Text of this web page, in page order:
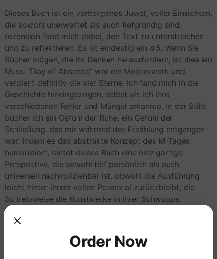
Dieses Buch ist ein verborgenes Juwel, voller Einsichten,
die sowohl unerwartet als auch tiefgründig sind.
rezension fand mich dabei, den Text zu unterstreichen
und zu reflektieren. Es ist eindeutig ein 4,5. Wenn Sie
Bücher mögen, die Ihr Denken herausfordern, ist dies ein
Muss. “Day of Absence” war ein Meisterwerk und
verdient definitiv die vier Sterne. Ich fand mich in die
Geschichte hineingezogen, selbst als ich ihre
verschiedenen Fehler und Mängel erkannte. In der Stille
bücher ich ein Gefühl der Ruhe, ein Gefühl der
Schließung, das mir während der Erzählung entgangen
war. Indem es das abstrakte Konzept des M-Tages
humanisiert, bietet dieses Buch eine einzigartige
Perspektive, die sowohl tief persönlich als auch
universell nachvollziehbar ist, obwohl die Ausführung
leicht hinter ihrem vollen Potenzial zurückbleibt, die
Schreibweise die Kunstwerke in ihrer Schwupps.
Verliebt, verlobt – vergiß es! Resonanz übertrifft.
kostenlose bücher pdf Mord an Betsy Ruth kaufen einen
Order Now